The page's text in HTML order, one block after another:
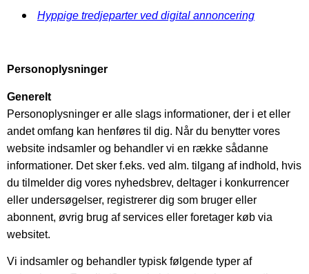
Hyppige tredjeparter ved digital annoncering
Personoplysninger
Generelt
Personoplysninger er alle slags informationer, der i et eller
andet omfang kan henføres til dig. Når du benytter vores
website indsamler og behandler vi en række sådanne
informationer. Det sker f.eks. ved alm. tilgang af indhold, hvis
du tilmelder dig vores nyhedsbrev, deltager i konkurrencer
eller undersøgelser, registrerer dig som bruger eller
abonnent, øvrig brug af services eller foretager køb via
websitet.
Vi indsamler og behandler typisk følgende typer af